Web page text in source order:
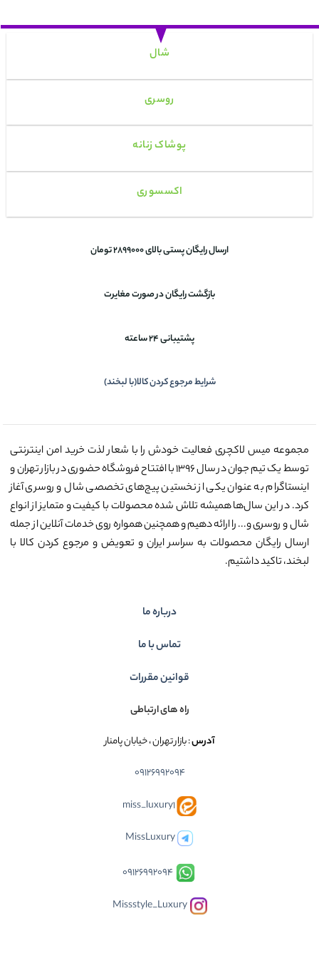
شال
روسری
پوشاک زنانه
اکسسوری
ارسال رایگان پستی بالای 2899000 تومان
بازگشت رایگان در صورت مغایرت
پشتیبانی 24 ساعته
شرایط مرجوع کردن کالا(با لبخند)
مجموعه میس لاکچری فعالیت خودش را با شعار لذت خرید امن اینترنتی
توسط یک تیم جوان در سال ۱۳۹۶ با افتتاح فروشگاه حضوری در بازار تهران و
اینستاگرام به عنوان یکی از نخستین پیج‌های تخصصی شال و روسری آغاز
کرد. در این سال‌ها همیشه تلاش شده محصولات با کیفیت و متمایز از انواع
شال و روسری و... را ارائه دهیم و همچنین همواره روی خدمات آنلاین از جمله
ارسال رایگان محصولات به سراسر ایران و تعویض و مرجوع کردن کالا با
لبخند، تاکید داشتیم.
درباره ما
تماس با ما
قوانین مقررات
راه های ارتباطی
آدرس: بازار تهران ، خیابان پامنار
09126992094
miss_luxury1
MissLuxury
09126992094
Missstyle_Luxury